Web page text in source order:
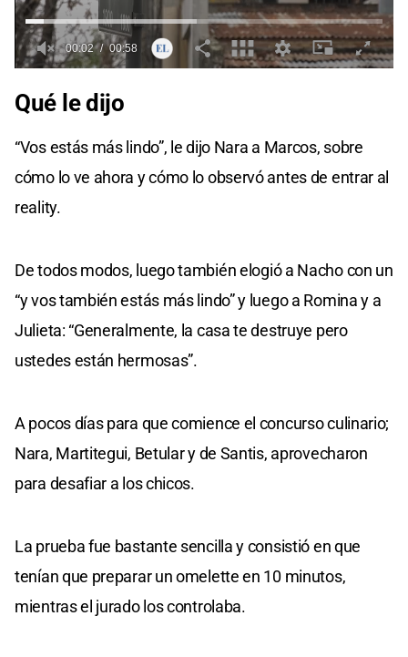
Qué le dijo
“Vos estás más lindo”, le dijo Nara a Marcos, sobre
cómo lo ve ahora y cómo lo observó antes de entrar al
reality.
De todos modos, luego también elogió a Nacho con un
“y vos también estás más lindo” y luego a Romina y a
Julieta: “Generalmente, la casa te destruye pero
ustedes están hermosas”.
A pocos días para que comience el concurso culinario;
Nara, Martitegui, Betular y de Santis, aprovecharon
para desafiar a los chicos.
La prueba fue bastante sencilla y consistió en que
tenían que preparar un omelette en 10 minutos,
mientras el jurado los controlaba.